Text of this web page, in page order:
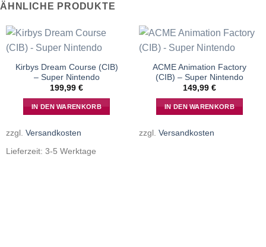
ÄHNLICHE PRODUKTE
Kirbys Dream Course (CIB)
– Super Nintendo
199,99 €
IN DEN WARENKORB
zzgl. Versandkosten
Lieferzeit: 3-5 Werktage
ACME Animation Factory
(CIB) – Super Nintendo
149,99 €
IN DEN WARENKORB
zzgl. Versandkosten